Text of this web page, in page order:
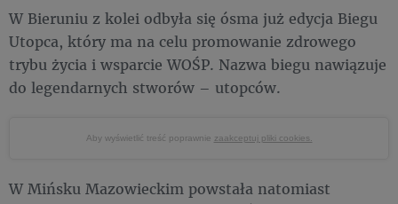
W Bieruniu z kolei odbyła się ósma już edycja Biegu
Utopca, który ma na celu promowanie zdrowego
trybu życia i wsparcie WOŚP. Nazwa biegu nawiązuje
do legendarnych stworów – utopców.
Aby wyświetlić treść poprawnie zaakceptuj pliki cookies.
W Mińsku Mazowieckim powstała natomiast